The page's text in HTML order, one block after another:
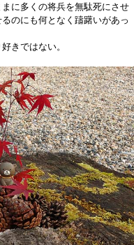
に多くの将兵を無駄死にさせ
のにも何となく躊躇いがあっ
きではない。